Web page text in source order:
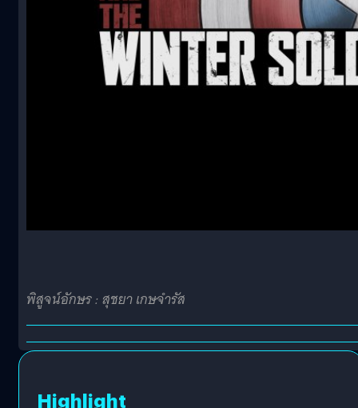
พิสูจน์อักษร : สุชยา เกษจำรัส
Highlight